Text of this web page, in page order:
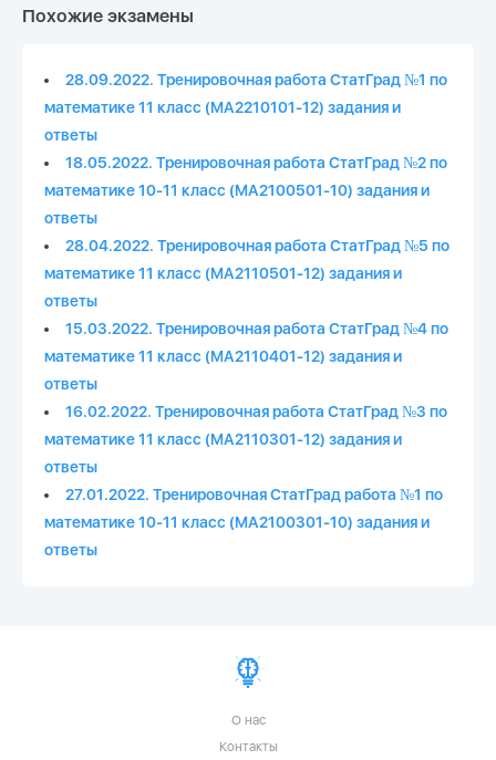
Похожие экзамены
28.09.2022. Тренировочная работа СтатГрад №1 по
математике 11 класс (МА2210101-12) задания и
ответы
18.05.2022. Тренировочная работа СтатГрад №2 по
математике 10-11 класс (МА2100501-10) задания и
ответы
28.04.2022. Тренировочная работа СтатГрад №5 по
математике 11 класс (МА2110501-12) задания и
ответы
15.03.2022. Тренировочная работа СтатГрад №4 по
математике 11 класс (МА2110401-12) задания и
ответы
16.02.2022. Тренировочная работа СтатГрад №3 по
математике 11 класс (МА2110301-12) задания и
ответы
27.01.2022. Тренировочная СтатГрад работа №1 по
математике 10-11 класс (МА2100301-10) задания и
ответы
О нас
Контакты